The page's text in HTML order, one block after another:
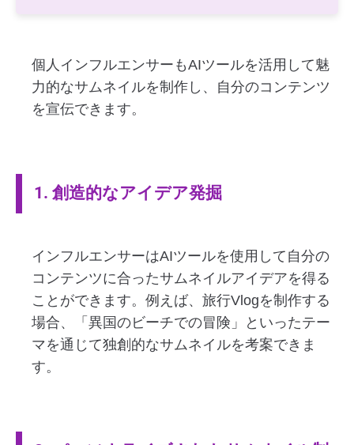
個人インフルエンサーもAIツールを活用して魅
力的なサムネイルを制作し、自分のコンテンツ
を宣伝できます。
1. 創造的なアイデア発掘
インフルエンサーはAIツールを使用して自分の
コンテンツに合ったサムネイルアイデアを得る
ことができます。例えば、旅行Vlogを制作する
場合、「異国のビーチでの冒険」といったテー
マを通じて独創的なサムネイルを考案できま
す。